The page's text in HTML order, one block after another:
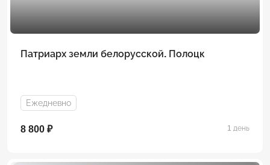
Патриарх земли белорусской. Полоцк
Ежедневно
8 800 ₽ 1 день